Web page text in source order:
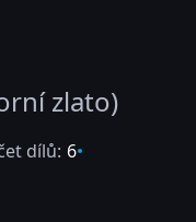
zlato)
dílů: 6